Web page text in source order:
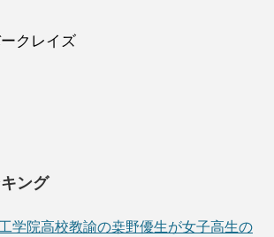
クレイズ
ング
学院高校教諭の桒野優生が女子高生の